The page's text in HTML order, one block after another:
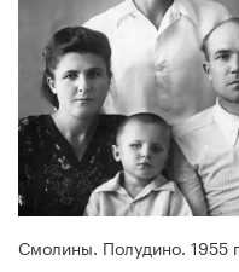
Смолины. Полудино. 1955